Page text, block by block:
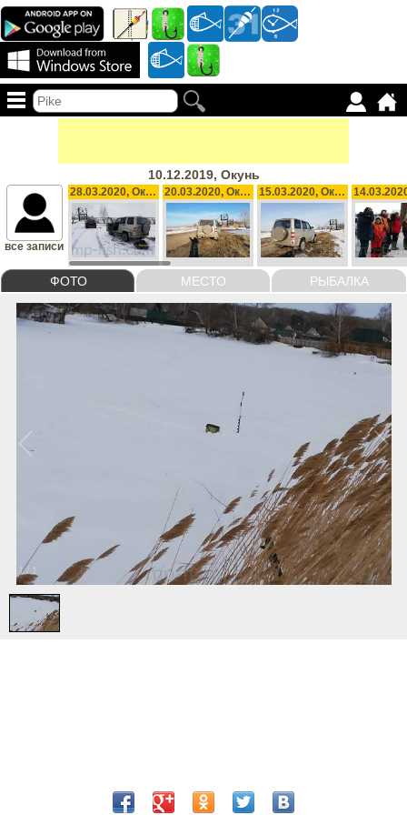
10.12.2019, Окунь
ФОТО МЕСТО РЫБАЛКА
все записи
28.03.2020, Окунь 20.03.2020, Окунь, 20 g 15.03.2020, Окунь
1/ 1